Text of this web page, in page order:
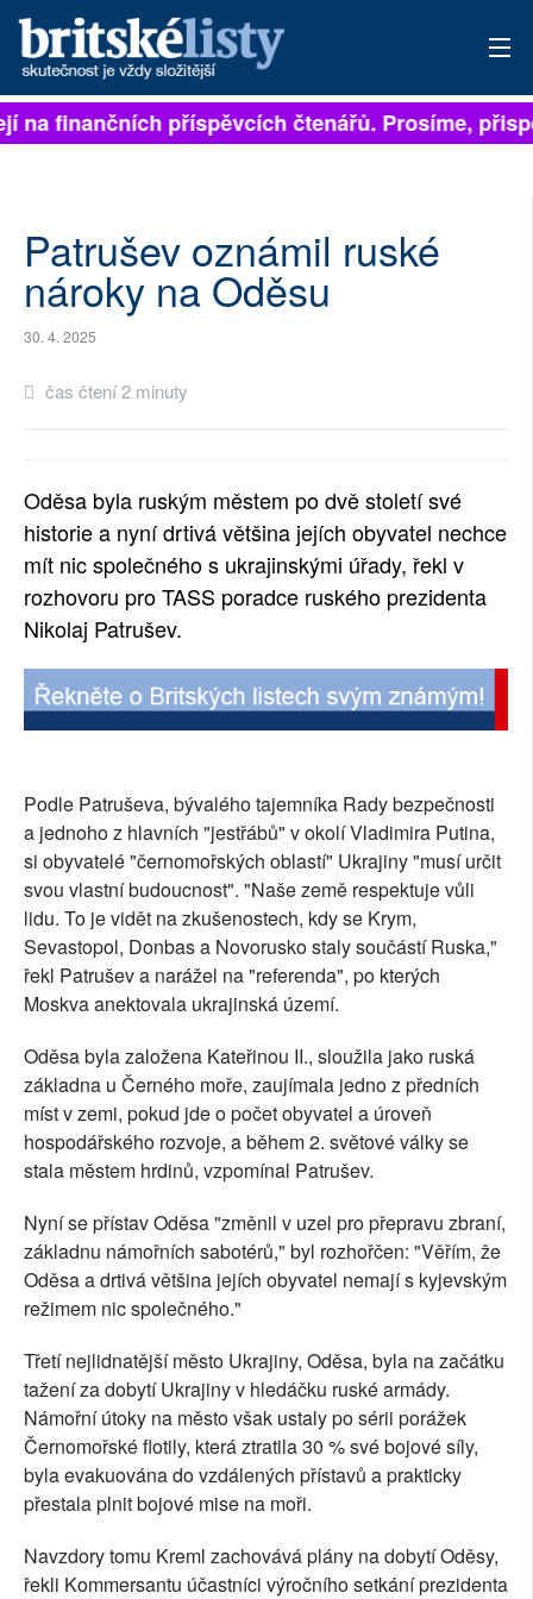
PŘIHLÁSIT
ARCHIV
ROZHOVORY
TÉMATA
NEJČTENĚJŠÍ ZA 7 DNÍ
PŘÍSPĚVKY NA PROVOZ
SOCIÁLNÍ SÍTĚ
RUBRIKY
PLNÁ VERZE STRÁNEK
finančních příspěvcích čtenářů. Prosíme,
Patrušev oznámil ruské
nároky na Oděsu
30. 4. 2025
čas čtení 2 minuty
Oděsa byla ruským městem po dvě století své
historie a nyní drtivá většina jejích obyvatel nechce
mít nic společného s ukrajinskými úřady, řekl v
rozhovoru pro TASS poradce ruského prezidenta
Nikolaj Patrušev.
Podle Patruševa, bývalého tajemníka Rady bezpečnosti
a jednoho z hlavních "jestřábů" v okolí Vladimira Putina,
si obyvatelé "černomořských oblastí" Ukrajiny "musí určit
svou vlastní budoucnost". "Naše země respektuje vůli
lidu. To je vidět na zkušenostech, kdy se Krym,
Sevastopol, Donbas a Novorusko staly součástí Ruska,"
řekl Patrušev a narážel na "referenda", po kterých
Moskva anektovala ukrajinská území.
Oděsa byla založena Kateřinou II., sloužila jako ruská
základna u Černého moře, zaujímala jedno z předních
míst v zemi, pokud jde o počet obyvatel a úroveň
hospodářského rozvoje, a během 2. světové války se
stala městem hrdinů, vzpomínal Patrušev.
Nyní se přístav Oděsa "změnil v uzel pro přepravu zbraní,
základnu námořních sabotérů," byl rozhořčen: "Věřím, že
Oděsa a drtivá většina jejích obyvatel nemají s kyjevským
režimem nic společného."
Třetí nejlidnatější město Ukrajiny, Oděsa, byla na začátku
tažení za dobytí Ukrajiny v hledáčku ruské armády.
Námořní útoky na město však ustaly po sérii porážek
Černomořské flotily, která ztratila 30 % své bojové síly,
byla evakuována do vzdálených přístavů a prakticky
přestala plnit bojové mise na moři.
Navzdory tomu Kreml zachovává plány na dobytí Oděsy,
řekli Kommersantu účastníci výročního setkání prezidenta